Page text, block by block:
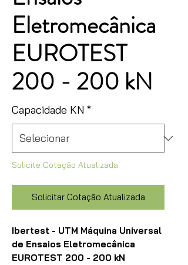
Eletromecânica
EUROTEST
200 - 200 kN
Capacidade KN *
Solicite Cotação Atualizada
Solicitar Cotação Atualizada
Ibertest - UTM Máquina Universal
de Ensaios Eletromecânica
EUROTEST 200 - 200 kN